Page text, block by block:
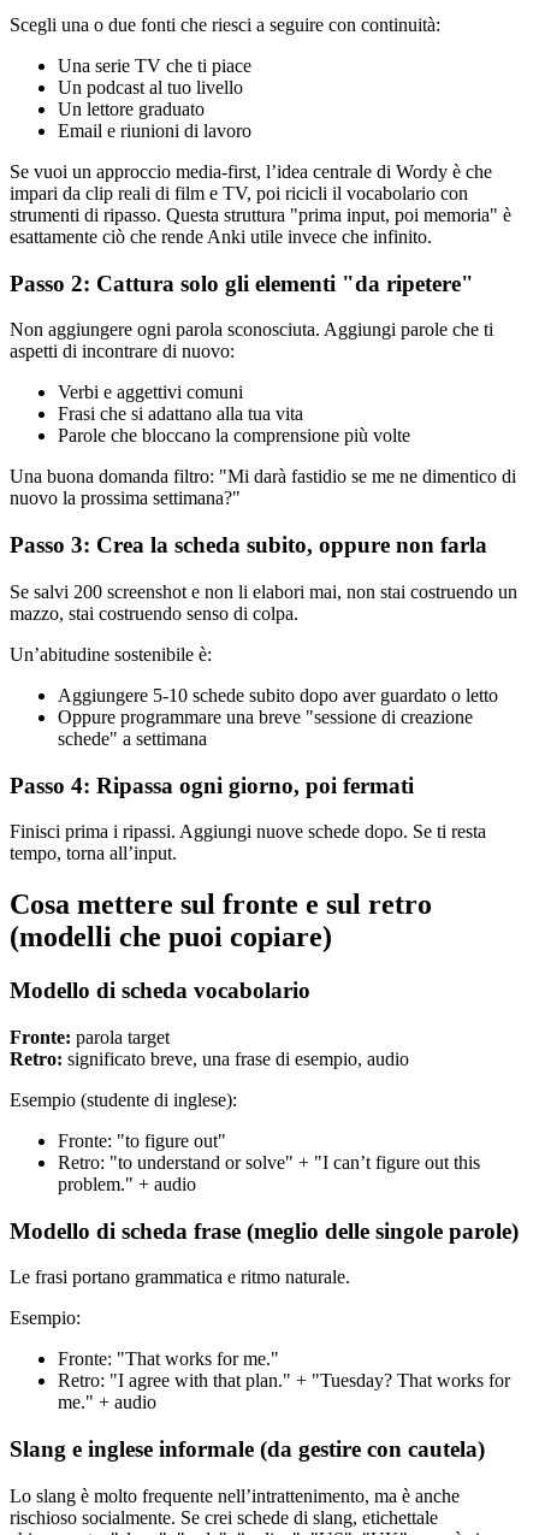
Scegli una o due fonti che riesci a seguire con continuità:
Una serie TV che ti piace
Un podcast al tuo livello
Un lettore graduato
Email e riunioni di lavoro
Se vuoi un approccio media-first, l’idea centrale di Wordy è che
impari da clip reali di film e TV, poi ricicli il vocabolario con
strumenti di ripasso. Questa struttura "prima input, poi memoria" è
esattamente ciò che rende Anki utile invece che infinito.
Passo 2: Cattura solo gli elementi "da ripetere"
Non aggiungere ogni parola sconosciuta. Aggiungi parole che ti
aspetti di incontrare di nuovo:
Verbi e aggettivi comuni
Frasi che si adattano alla tua vita
Parole che bloccano la comprensione più volte
Una buona domanda filtro: "Mi darà fastidio se me ne dimentico di
nuovo la prossima settimana?"
Passo 3: Crea la scheda subito, oppure non farla
Se salvi 200 screenshot e non li elabori mai, non stai costruendo un
mazzo, stai costruendo senso di colpa.
Un’abitudine sostenibile è:
Aggiungere 5-10 schede subito dopo aver guardato o letto
Oppure programmare una breve "sessione di creazione
schede" a settimana
Passo 4: Ripassa ogni giorno, poi fermati
Finisci prima i ripassi. Aggiungi nuove schede dopo. Se ti resta
tempo, torna all’input.
Cosa mettere sul fronte e sul retro
(modelli che puoi copiare)
Modello di scheda vocabolario
Fronte: parola target
Retro: significato breve, una frase di esempio, audio
Esempio (studente di inglese):
Fronte: "to figure out"
Retro: "to understand or solve" + "I can’t figure out this
problem." + audio
Modello di scheda frase (meglio delle singole parole)
Le frasi portano grammatica e ritmo naturale.
Esempio:
Fronte: "That works for me."
Retro: "I agree with that plan." + "Tuesday? That works for
me." + audio
Slang e inglese informale (da gestire con cautela)
Lo slang è molto frequente nell’intrattenimento, ma è anche
rischioso socialmente. Se crei schede di slang, etichettale